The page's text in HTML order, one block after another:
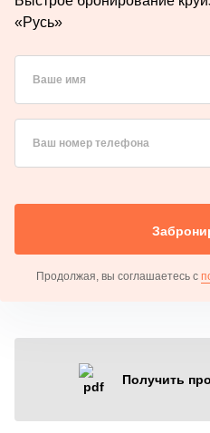
«Русь»
Ваше имя
Ваш номер телефона
Продолжая, вы соглашаетесь с
Получить